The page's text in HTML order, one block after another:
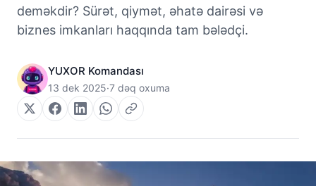
deməkdir? Sürət, qiymət, əhatə dairəsi və
biznes imkanları haqqında tam bələdçi.
YUXOR Komandası
13 dek 2025·7 dəq oxuma